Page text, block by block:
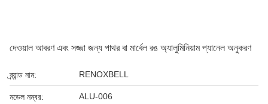
দেওয়াল আবরণ এবং সজ্জা জন্য পাথর বা মার্বেল রঙ অ্যালুমিনিয়াম প্যানেল অনুকরণ
ব্র্যান্ড নাম: RENOXBELL
মডেল নম্বর: ALU-006